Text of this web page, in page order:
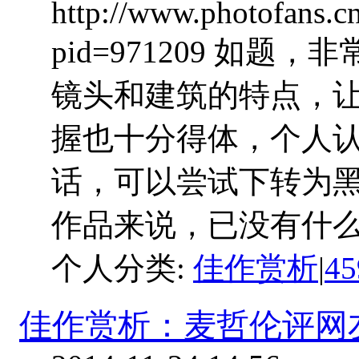
http://
pid=971209 如题，非
镜头和建筑的特点，
握也十分得体，个人
话，可以尝试下转为
作品来说，已没有什
个人分类: 佳作赏析|
佳作赏析：麦哲伦评网